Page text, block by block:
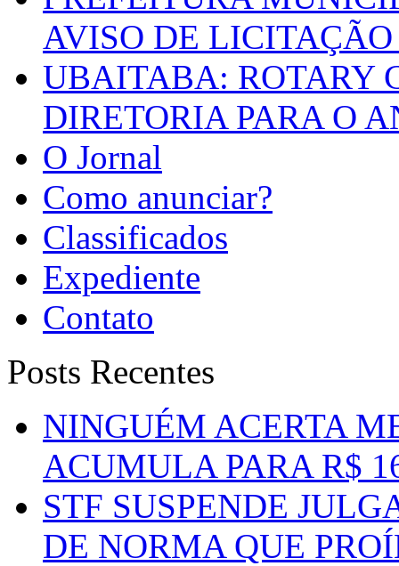
AVISO DE LICITAÇÃO
UBAITABA: ROTARY
DIRETORIA PARA O
O Jornal
Como anunciar?
Classificados
Expediente
Contato
Posts Recentes
NINGUÉM ACERTA
ACUMULA PARA R$
STF SUSPENDE
DE NORMA QUE